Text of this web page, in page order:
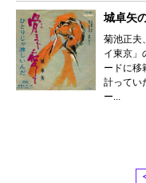
城卓矢
菊池正夫
イ東京」
ードに移
計ってい
ー...